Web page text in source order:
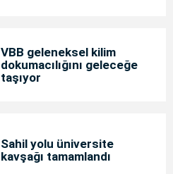
VBB geleneksel kilim
dokumacılığını geleceğe
taşıyor
Sahil yolu üniversite
kavşağı tamamlandı